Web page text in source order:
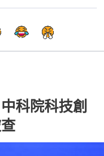
科院科技創